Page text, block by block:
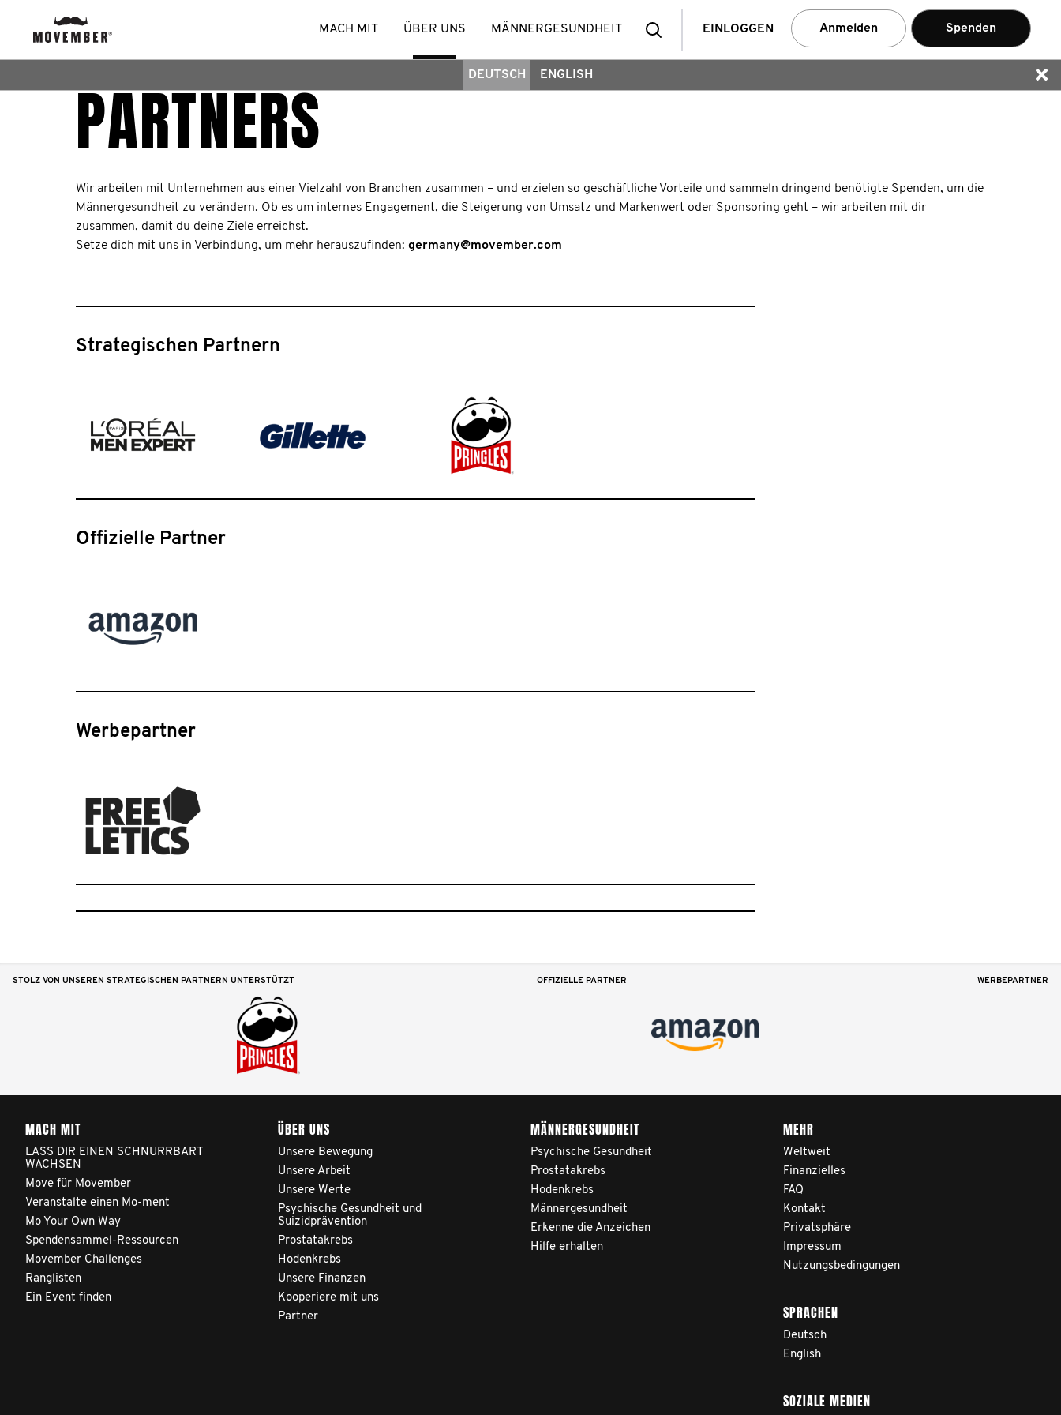
SuchenEINLOGGEN Anmelden Spenden
MACH MIT ÜBER UNS MÄNNERGESUNDHEIT
DEUTSCH ENGLISH
PARTNERS
Wir arbeiten mit Unternehmen aus einer Vielzahl von Branchen zusammen – und erzielen so geschäftliche Vorteile und sammeln dringend benötigte Spenden, um die
Männergesundheit zu verändern. Ob es um internes Engagement, die Steigerung von Umsatz und Markenwert oder Sponsoring geht – wir arbeiten mit dir
zusammen, damit du deine Ziele erreichst.
Setze dich mit uns in Verbindung, um mehr herauszufinden: germany@movember.com
Strategischen Partnern
Offizielle Partner
Werbepartner
STOLZ VON UNSEREN STRATEGISCHEN PARTNERN UNTERSTÜTZT OFFIZIELLE PARTNER WERBEPARTNER
MACH MIT
LASS DIR EINEN SCHNURRBART
WACHSEN
Move für Movember
Veranstalte einen Mo-ment
Mo Your Own Way
Spendensammel-Ressourcen
Movember Challenges
Ranglisten
Ein Event finden
ÜBER UNS
Unsere Bewegung
Unsere Arbeit
Unsere Werte
Psychische Gesundheit und
Suizidprävention
Prostatakrebs
Hodenkrebs
Unsere Finanzen
Kooperiere mit uns
Partner
MÄNNERGESUNDHEIT
Psychische Gesundheit
Prostatakrebs
Hodenkrebs
Männergesundheit
Erkenne die Anzeichen
Hilfe erhalten
MEHR
Weltweit
Finanzielles
FAQ
Kontakt
Privatsphäre
Impressum
Nutzungsbedingungen
SPRACHEN
Deutsch
English
SOZIALE MEDIEN